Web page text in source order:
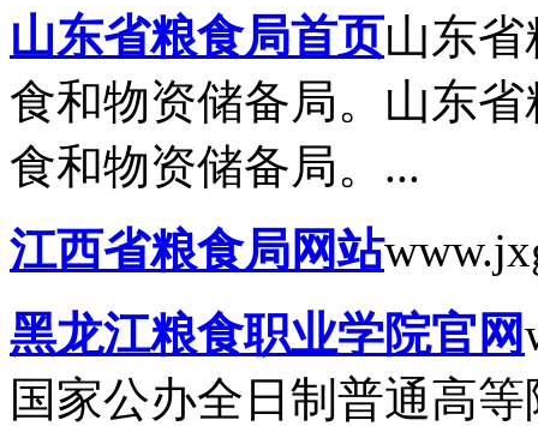
山东省粮食局首页山东
食和物资储备局。山东
食和物资储备局。...
江西省粮食局网站
黑龙江粮食职业学院官网
国家公办全日制普通高